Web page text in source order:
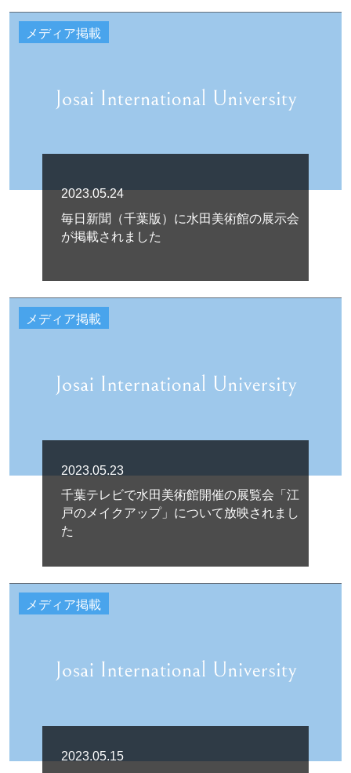
メディア掲載
2023.05.24
毎日新聞（千葉版）に水田美術館の展示会
が掲載されました
メディア掲載
2023.05.23
千葉テレビで水田美術館開催の展覧会「江
戸のメイクアップ」について放映されまし
た
メディア掲載
2023.05.15